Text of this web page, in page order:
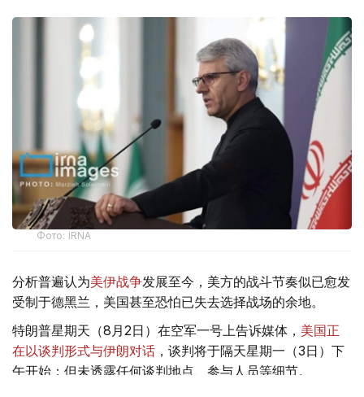
Фото: IRNA
分析普遍认为美伊战争发展至今，美方的战斗节奏似已愈发
受制于德黑兰，美国甚至恐怕已失去选择战场的余地。
特朗普星期天（8月2日）在空军一号上告诉媒体， 美国正
在以谈判形式与伊朗对话 ，谈判将于隔天星期一（3日）下
午开始；但未透露任何谈判地点、参与人员等细节。